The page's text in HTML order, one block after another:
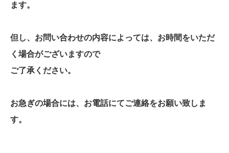
ます。
但し、お問い合わせの内容によっては、お時間をいただ
く場合がございますので
ご了承ください。
お急ぎの場合には、お電話にてご連絡をお願い致しま
す。